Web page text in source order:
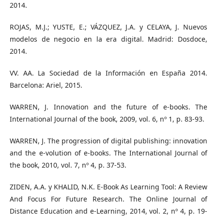
2014.
ROJAS, M.J.; YUSTE, E.; VÁZQUEZ, J.A. y CELAYA, J. Nuevos
modelos de negocio en la era digital. Madrid: Dosdoce,
2014.
VV. AA. La Sociedad de la Información en España 2014.
Barcelona: Ariel, 2015.
WARREN, J. Innovation and the future of e-books. The
International Journal of the book, 2009, vol. 6, nº 1, p. 83-93.
WARREN, J. The progression of digital publishing: innovation
and the e-volution of e-books. The International Journal of
the book, 2010, vol. 7, nº 4, p. 37-53.
ZIDEN, A.A. y KHALID, N.K. E-Book As Learning Tool: A Review
And Focus For Future Research. The Online Journal of
Distance Education and e-Learning, 2014, vol. 2, nº 4, p. 19-